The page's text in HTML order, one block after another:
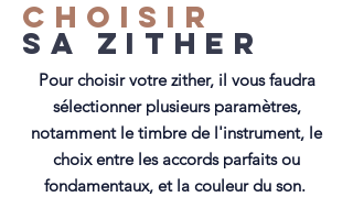
choisir
sa Zither
Pour choisir votre zither, il vous faudra
sélectionner plusieurs paramètres,
notammentle timbre de l'instrument, le
choix entre les accords parfaits ou
fondamentaux, et la couleur du son.